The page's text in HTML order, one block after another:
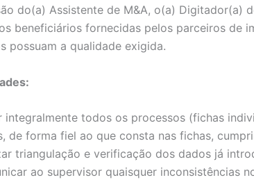
do(a) Assistente de M&A, o(a) Digitador(a)
beneficiários fornecidas pelos parceiros de
possuam a qualidade exigida.
integralmente todos os processos (fichas
de forma fiel ao que consta nas fichas,
triangulação e verificação dos dados já
ao supervisor quaisquer inconsistências